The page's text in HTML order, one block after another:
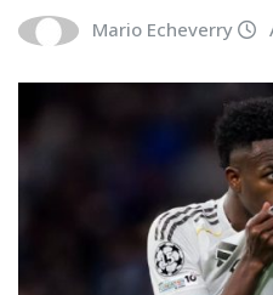
Mario Echeverry